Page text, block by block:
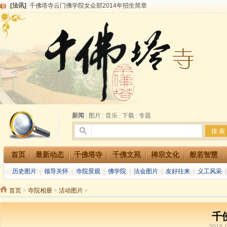
[法讯] 千佛塔寺云门佛学院女众部2014年招生简章
[法讯]
共赴华藏世界 进入最后七天倒计时 殊胜华严法会 快快同享富贵庄严海
千佛塔寺阅藏堂周末阅藏报名通知
[法讯]
清明节祭祖报恩地藏法会
[法讯] 本寺方丈上明下慧尼和尚开讲《六祖坛经》
[法讯]
2015-3-26师父于法堂对大众的开示
[法讯]
广东千佛塔寺云门佛学院女众部 2016年招生简章
[法讯]
恭请海涛法师莅临千佛塔寺弘法
[法讯] 2014年七月大法会 祈福息灾地藏七 冥阳两利普渡群蒙盂兰盆
新闻
图片 音乐 下载 专题
首页 最新动态 千佛塔寺 千佛文苑 禅宗文化 般若智慧
历史图片 领导关怀 寺院景观 佛学院 法会图片 友好往来 义工风采
首页 > 寺院相册 > 活动图片 >
千